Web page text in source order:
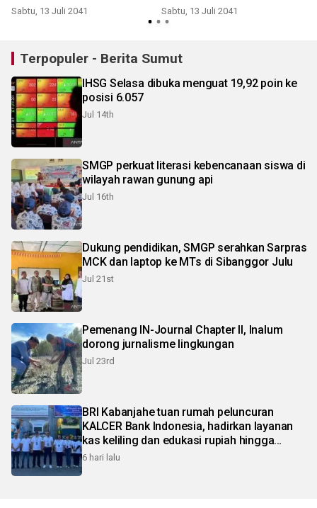
Sabtu, 13 Juli 2041 Sabtu, 13 Juli 2041
Terpopuler - Berita Sumut
IHSG Selasa dibuka menguat 19,92 poin ke
posisi 6.057
Jul 14th
SMGP perkuat literasi kebencanaan siswa di
wilayah rawan gunung api
Jul 16th
Dukung pendidikan, SMGP serahkan Sarpras
MCK dan laptop ke MTs di Sibanggor Julu
Jul 21st
Pemenang IN-Journal Chapter II, Inalum
dorong jurnalisme lingkungan
Jul 23rd
BRI Kabanjahe tuan rumah peluncuran
KALCER Bank Indonesia, hadirkan layanan
kas keliling dan edukasi rupiah hingga
pelosok Karo
6 hari lalu